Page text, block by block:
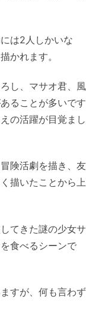
は2人しかいな
かれます。
し、マサオ君、風
ることが多いです
の活躍が目覚まし
険活劇を描き、友
描いたことから上
てきた謎の少女サ
食べるシーンで
すが、何も言わず